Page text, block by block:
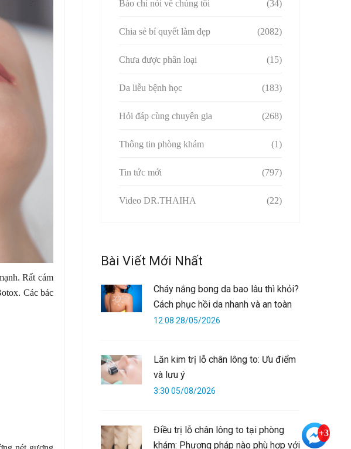
Rất cám
Các bác
Báo chí nói về chúng tôi (34)
Chia sẻ bí quyết làm đẹp (2082)
Chưa được phân loại (15)
Da liễu bệnh học (183)
Hỏi đáp cùng chuyên gia (268)
Thông tin phòng khám (1)
Tin tức mới (797)
Video DR.THAIHA (22)
Bài Viết Mới Nhất
Cháy nắng bong da bao lâu thì khỏi?
Cách phục hồi da nhanh và an toàn
12:08 28/05/2026
Lăn kim trị lỗ chân lông to: Ưu điểm
và lưu ý
3:30 05/08/2026
Điều trị lỗ chân lông to tại phòng
khám: Phương pháp nào phù hợp với
+3